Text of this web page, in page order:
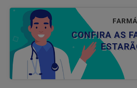
CONFIRA AS